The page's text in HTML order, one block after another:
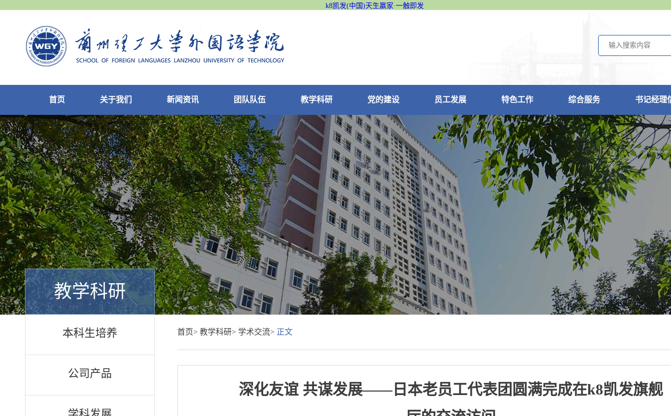
k8凯发(中国)天生赢家·一触即发
首页 关于我们 新闻资讯 团队队伍 教学科研 党的建设 员工发展 特色工作 综合服务 书记经理
教学科研
本科生培养
公司产品
首页> 教学科研> 学术交流> 正文
深化友谊 共谋发展——日本老员工代表团圆满完成在k8凯发旗舰